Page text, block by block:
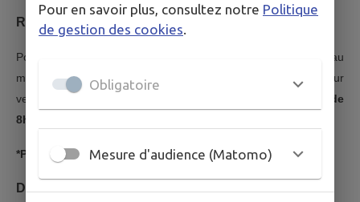
Retrait de pièce
Pour le retrait de pièce(s) d'identité/passeport, suite au
message de réception, vous avez un délai de
pour
venir le(s) retirer, sans rendez-vous,
du lundi au vendredi de
8h30 à 12h et de 13h30 à 17h
*Passé ce délai de 3 mois, le titre sera détruit.
Durée de validité (en France)
Pour en savoir plus, consultez notre Politique
de gestion des cookies.
Obligatoire
Mesure d'audience (Matomo)